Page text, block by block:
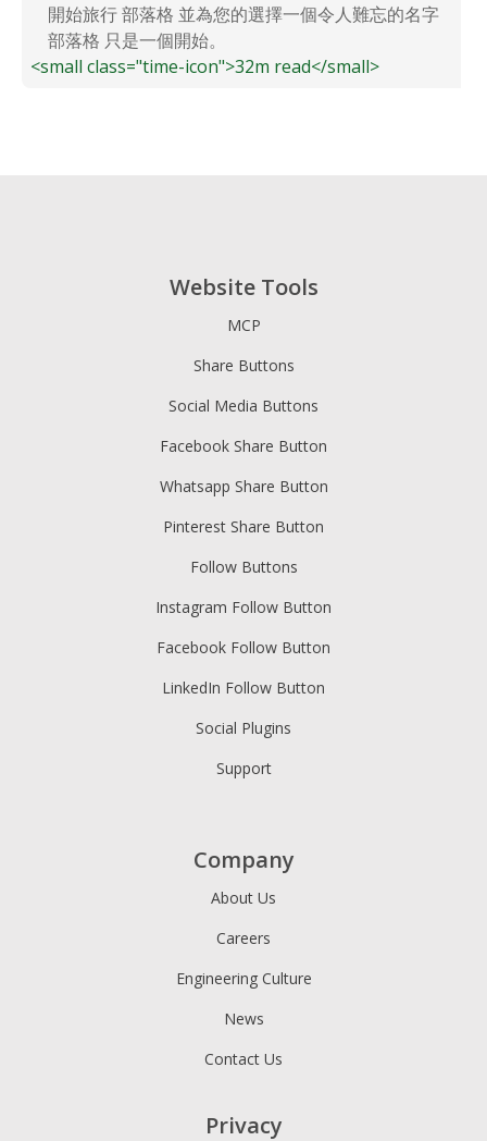
開始旅行 部落格 並為您的選擇一個令人難忘的名字
部落格 只是一個開始。
<small class="time-icon">32m read</small>
Website Tools
MCP
Share Buttons
Social Media Buttons
Facebook Share Button
Whatsapp Share Button
Pinterest Share Button
Follow Buttons
Instagram Follow Button
Facebook Follow Button
LinkedIn Follow Button
Social Plugins
Support
Company
About Us
Careers
Engineering Culture
News
Contact Us
Privacy